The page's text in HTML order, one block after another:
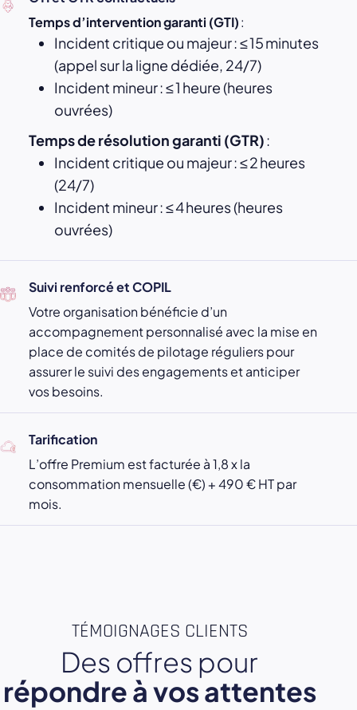
Temps d’intervention garanti (GTI):
Incident critique ou majeur : ≤ 15 minutes
(appel sur la ligne dédiée, 24/7)
Incident mineur : ≤ 1 heure (heures
ouvrées)
Temps de résolution garanti (GTR):
Incident critique ou majeur : ≤ 2 heures
(24/7)
Incident mineur : ≤ 4 heures (heures
ouvrées)
Suivi renforcé et COPIL
Votre organisation bénéficie d’un
accompagnement personnalisé avec la mise en
place de comités de pilotage réguliers pour
assurer le suivi des engagements et anticiper
vos besoins.
Tarification
L’offre Premium est facturée à 1,8 x la
consommation mensuelle (€) + 490 € HT par
mois.
TÉMOIGNAGES CLIENTS
Des offres pour
répondre à vos attentes